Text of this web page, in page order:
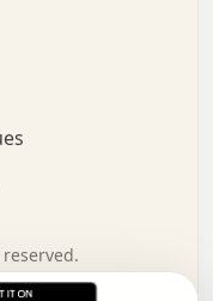
.   .   .   .   o
.   .   .   .   .
.   .   .   +   .
.   .   .   .   .
.   .   .   .
.   .   :   .   x
.   .   .   .   .